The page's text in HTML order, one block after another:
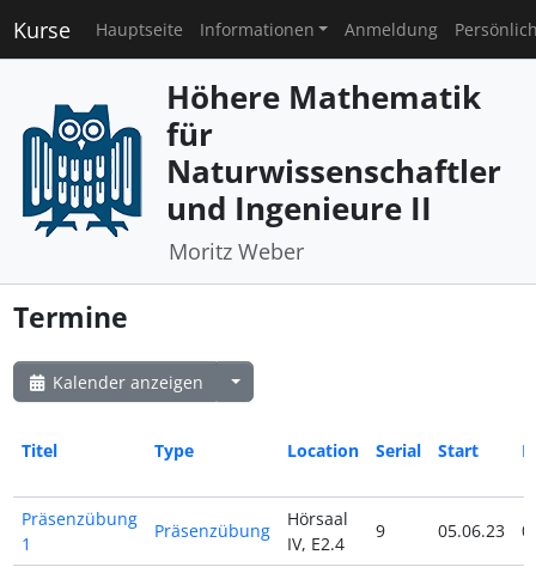
Kurse Hauptseite Informationen Anmeldung
Höhere Mathematik
für
Naturwissenschaftler
und Ingenieure II
Moritz Weber
Termine
Kalender anzeigen
Titel Type Location Serial Start
Präsenzübung
1
Präsenzübung
Hörsaal
IV, E2.4
9 05.06.23